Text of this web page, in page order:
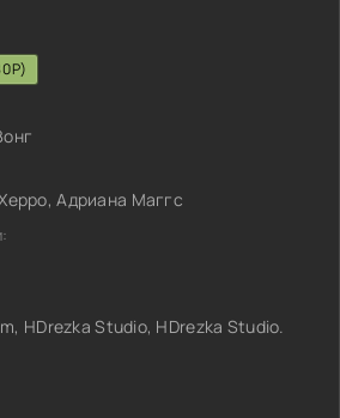
Адриана Маггс
HDrezka Studio, HDrezka Studio.